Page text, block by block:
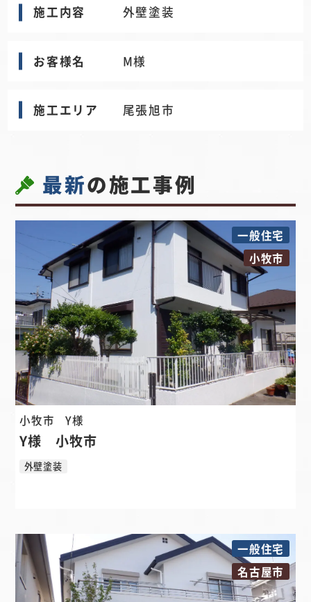
施工内容 外壁塗装
お客様名 M様
施工エリア 尾張旭市
最新の施工事例
一般住宅
小牧市
小牧市 Y様
Y様 小牧市
外壁塗装
一般住宅
名古屋市